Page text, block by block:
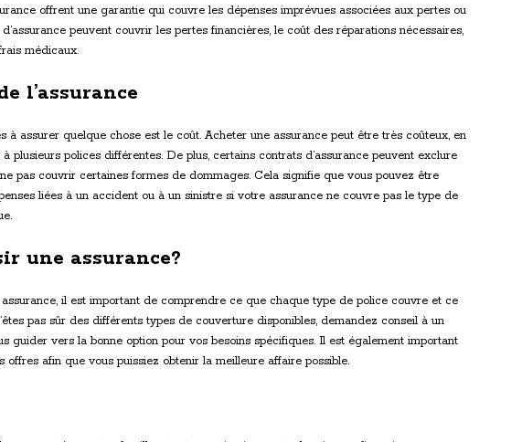
offrent une garantie qui couvre les dépenses imprévues associées aux pertes ou
peuvent couvrir les pertes financières, le coût des réparations nécessaires,
médicaux.
l’assurance
à assurer quelque chose est le coût. Acheter une assurance peut être très coûteux, en
plusieurs polices différentes. De plus, certains contrats d’assurance peuvent exclure
pas couvrir certaines formes de dommages. Cela signifie que vous pouvez être
liées à un accident ou à un sinistre si votre assurance ne couvre pas le type de
une assurance?
il est important de comprendre ce que chaque type de police couvre et ce
pas sûr des différents types de couverture disponibles, demandez conseil à un
guider vers la bonne option pour vos besoins spécifiques. Il est également important
offres afin que vous puissiez obtenir la meilleure affaire possible.